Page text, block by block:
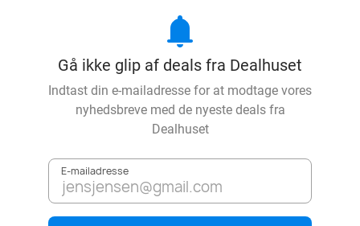
notifications
Gå ikke glip af deals fra Dealhuset
Indtast din e-mailadresse for at modtage vores
nyhedsbreve med de nyeste deals fra
Dealhuset
E-mailadresse